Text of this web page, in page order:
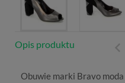
Opis produktu
Obuwie marki Bravo moda